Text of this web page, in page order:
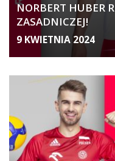
NORBERT HUBER
ZASADNICZEJ!
9 KWIETNIA 2024